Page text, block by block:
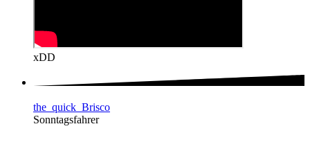
xDD
the_quick_Brisco
Sonntagsfahrer